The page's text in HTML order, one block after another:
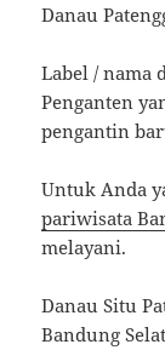
Danau
Label / nama
Penganten
pengantin
Untuk Anda
pariwisata
melayani.
Danau Situ
Bandung